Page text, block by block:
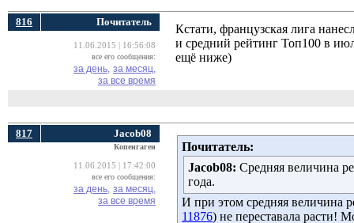
816 Почитатель
11.06.2015 | 16:56:08
все его сообщения:
за день, за месяц,
за все время
Кстати, французская лига
и средний рейтинг Топ100 в
ещё ниже)
817 Jacob08
Копенгаген
11.06.2015 | 17:42:00
все его сообщения:
за день, за месяц,
за все время
Почитатель:
Jacob08: Средняя величина
года.
И при этом средняя величина
11876) не переставала расти!